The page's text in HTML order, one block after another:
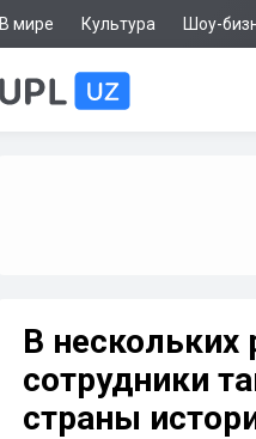
В мире Культура Шоу-
В нескольких
сотрудники
страны